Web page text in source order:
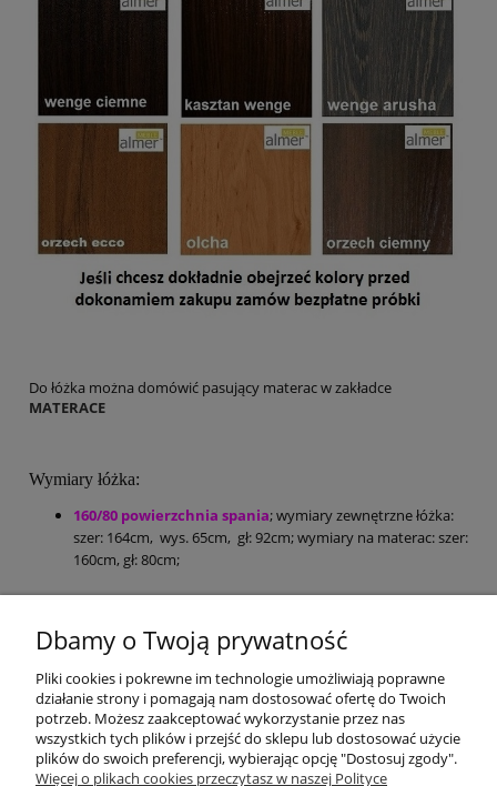
Do łóżka można domówić pasujący materac w zakładce
MATERACE
Wymiary łóżka:
160/80 powierzchnia spania; wymiary zewnętrzne łóżka:
szer: 164cm, wys. 65cm, gł: 92cm; wymiary na materac: szer:
160cm, gł: 80cm;
Mebel jest przeznaczony do samodzielnego montażu. W paczce
sprzedaży (paragon lub na życzenie faktura VAT).
Pomoc
Dbamy o Twoją prywatność
Pliki cookies i pokrewne im technologie umożliwiają poprawne
działanie strony i pomagają nam dostosować ofertę do Twoich
potrzeb. Możesz zaakceptować wykorzystanie przez nas
wszystkich tych plików i przejść do sklepu lub dostosować użycie
plików do swoich preferencji, wybierając opcję "Dostosuj zgody".
Więcej o plikach cookies przeczytasz w naszej Polityce